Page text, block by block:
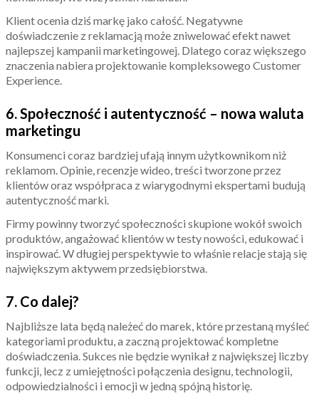
Klient ocenia dziś markę jako całość. Negatywne
doświadczenie z reklamacją może zniwelować efekt nawet
najlepszej kampanii marketingowej. Dlatego coraz większego
znaczenia nabiera projektowanie kompleksowego Customer
Experience.
6. Społeczność i autentyczność – nowa waluta
marketingu
Konsumenci coraz bardziej ufają innym użytkownikom niż
reklamom. Opinie, recenzje wideo, treści tworzone przez
klientów oraz współpraca z wiarygodnymi ekspertami budują
autentyczność marki.
Firmy powinny tworzyć społeczności skupione wokół swoich
produktów, angażować klientów w testy nowości, edukować i
inspirować. W długiej perspektywie to właśnie relacje stają się
największym aktywem przedsiębiorstwa.
7. Co dalej?
Najbliższe lata będą należeć do marek, które przestaną myśleć
kategoriami produktu, a zaczną projektować kompletne
doświadczenia. Sukces nie będzie wynikał z największej liczby
funkcji, lecz z umiejętności połączenia designu, technologii,
odpowiedzialności i emocji w jedną spójną historię.